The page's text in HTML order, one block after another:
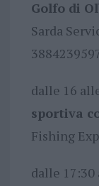
Golfo di
Sarda
dalle 16
sportiva
Fishing
dalle 17:30